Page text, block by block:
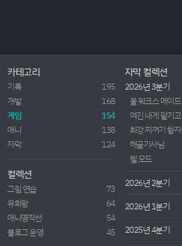
카테고리
기록
195
개발
168
게임
154
애니
138
자막
124
컬렉션
그림 연습
73
유희왕
64
애니명작선
54
블로그 운영
45
자막 컬렉션
2026년 3분기
올 워크스 메이드
여긴 내게 맡기고
최강 찌꺼기 황자
해골기사님
헬 모드
2026년 2분기
2026년 1분기
2025년 4분기